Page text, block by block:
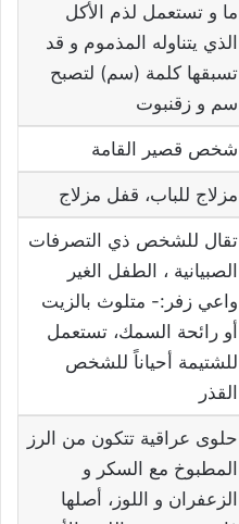
ما و تستعمل لذم الأكل
الذي يتناوله المذموم و قد
تسبقها كلمة (سم) لتصبح
سم و زقنبوت
شخص قصير القامة
مزلاج للباب، قفل مزلاج
تقال للشخص ذي التصرفات
الصبيانية ، الطفل الغير
واعي زفر:- متلوث بالزيت
أو رائحة السمك، تستعمل
للشتيمة أحياناً للشخص
القذر
حلوى عراقية تتكون من الرز
المطبوخ مع السكر و
الزعفران و اللوز، أصلها